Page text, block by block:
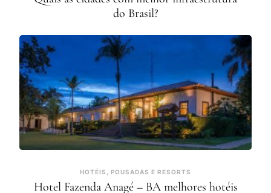
do Brasil?
HOTÉIS, POUSADAS E RESORTS
Hotel Fazenda Anagé – BA melhores hotéis